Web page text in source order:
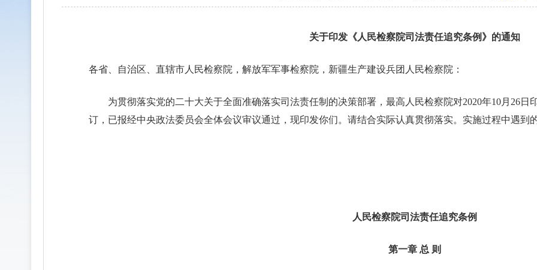
新闻发布会
关于印发《人民检察院司法责任追究条例》的通知
各省、自治区、直辖市人民检察院，解放军军事检察院，新疆生产建设兵团人民检察院：
为贯彻落实党的二十大关于全面准确落实司法责任制的决策部署，最高人民检察院对2020年10月26
订，已报经中央政法委员会全体会议审议通过，现印发你们。请结合实际认真贯彻落实。实施过程中遇到
人民检察院司法责任追究条例
第一章 总 则